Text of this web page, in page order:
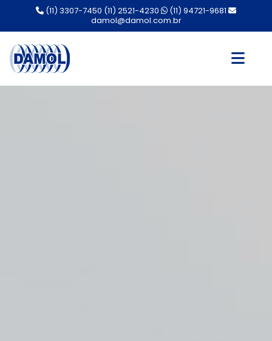
(11) 3307-7450 (11) 2521-4230
(11) 94721-9681
damol@damol.com.br